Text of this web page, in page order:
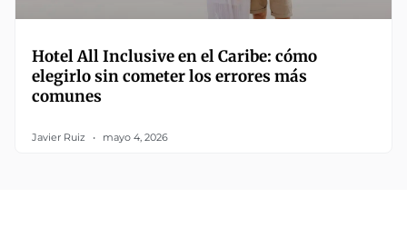
Hotel All Inclusive en el Caribe: cómo
elegirlo sin cometer los errores más
comunes
Javier Ruiz mayo 4, 2026